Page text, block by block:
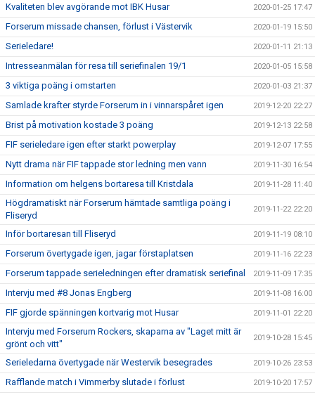
Kvaliteten blev avgörande mot IBK Husar 2020-01-25 17:47
Forserum missade chansen, förlust i Västervik 2020-01-19 15:50
Serieledare! 2020-01-11 21:13
Intresseanmälan för resa till seriefinalen 19/1 2020-01-05 15:58
3 viktiga poäng i omstarten 2020-01-03 21:37
Samlade krafter styrde Forserum in i vinnarspåret igen 2019-12-20 22:27
Brist på motivation kostade 3 poäng 2019-12-13 22:58
FIF serieledare igen efter starkt powerplay 2019-12-07 17:55
Nytt drama när FIF tappade stor ledning men vann 2019-11-30 16:54
Information om helgens bortaresa till Kristdala 2019-11-28 11:40
Högdramatiskt när Forserum hämtade samtliga poäng i
Fliseryd
2019-11-22 22:20
Inför bortaresan till Fliseryd 2019-11-19 08:10
Forserum övertygade igen, jagar förstaplatsen 2019-11-16 22:23
Forserum tappade serieledningen efter dramatisk seriefinal 2019-11-09 17:35
Intervju med #8 Jonas Engberg 2019-11-08 16:00
FIF gjorde spänningen kortvarig mot Husar 2019-11-01 22:20
Intervju med Forserum Rockers, skaparna av "Laget mitt är
grönt och vitt"
2019-10-28 15:45
Serieledarna övertygade när Westervik besegrades 2019-10-26 23:53
Rafflande match i Vimmerby slutade i förlust 2019-10-20 17:57